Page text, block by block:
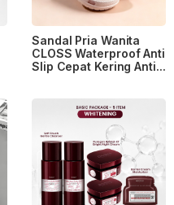
Sandal Pria Wanita
CLOSS Waterproof Anti
Slip Cepat Kering Anti...